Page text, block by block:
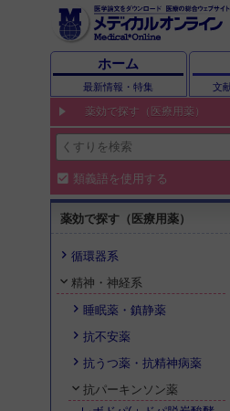
ホーム
最新情報・特集 文
薬効で探す（医療用薬）
類義語を使用する
薬効で探す（医療用薬）
循環器系
精神・神経系
睡眠薬・鎮静薬
抗不安薬
抗うつ薬・抗精神病薬
抗パーキンソン薬